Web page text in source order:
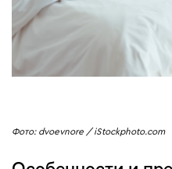
Фото: dvoevnore / iStockphoto.com